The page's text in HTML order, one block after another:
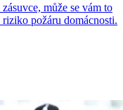
může se vám to
požáru domácnosti.